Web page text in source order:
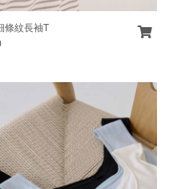
條紋長袖T